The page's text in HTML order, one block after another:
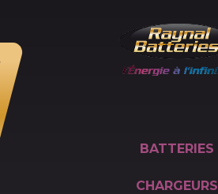
BATTERIES
CHARGEURS